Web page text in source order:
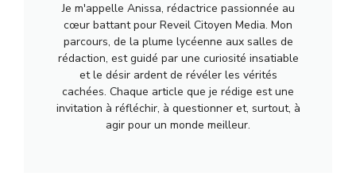
Je m'appelle Anissa, rédactrice passionnée au
cœur battant pour Reveil Citoyen Media. Mon
parcours, de la plume lycéenne aux salles de
rédaction, est guidé par une curiosité insatiable
et le désir ardent de révéler les vérités
cachées. Chaque article que je rédige est une
invitation à réfléchir, à questionner et, surtout, à
agir pour un monde meilleur.